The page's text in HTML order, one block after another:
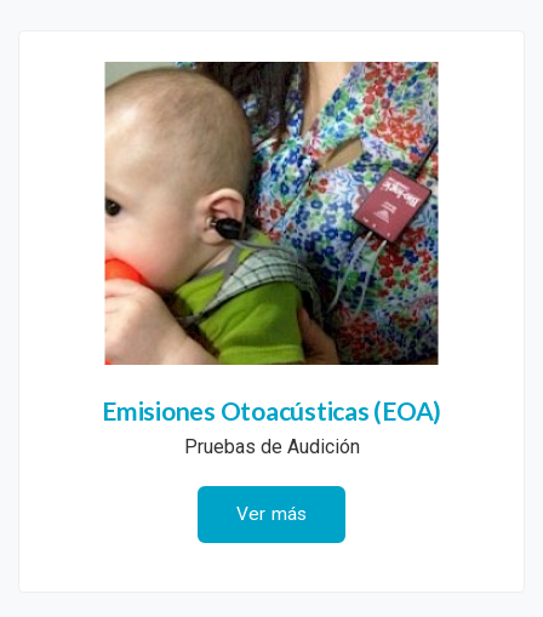
Emisiones Otoacústicas (EOA)
Pruebas de Audición
Ver más